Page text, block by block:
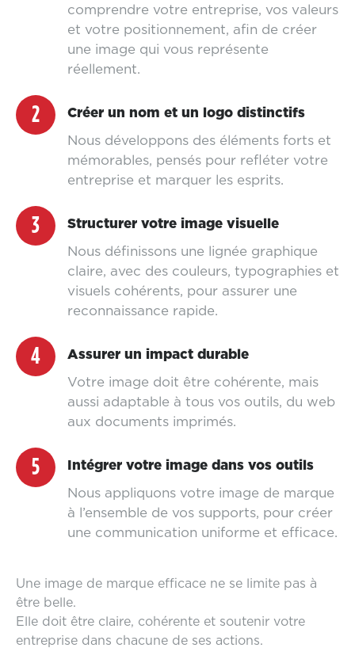
comprendre votre entreprise, vos valeurs
et votre positionnement, afin de créer
une image qui vous représente
réellement.
2 Créer un nom et un logo distinctifs
Nous développons des éléments forts et
mémorables, pensés pour refléter votre
entreprise et marquer les esprits.
3 Structurer votre image visuelle
Nous définissons une lignée graphique
claire, avec des couleurs, typographies et
visuels cohérents, pour assurer une
reconnaissance rapide.
4 Assurer un impact durable
Votre image doit être cohérente, mais
aussi adaptable à tous vos outils, du web
aux documents imprimés.
5 Intégrer votre image dans vos outils
Nous appliquons votre image de marque
à l’ensemble de vos supports, pour créer
une communication uniforme et efficace.
Une image de marque efficace ne se limite pas à
être belle.
Elle doit être claire, cohérente et soutenir votre
entreprise dans chacune de ses actions.